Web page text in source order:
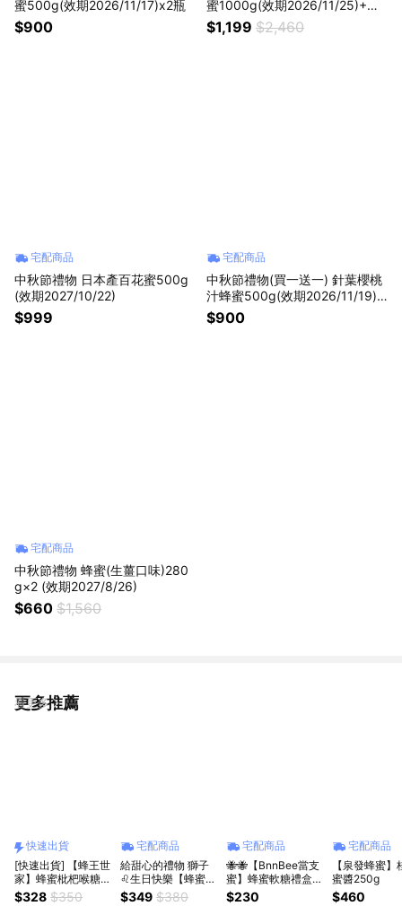
蜜500g(效期2026/11/17)x2瓶
$900
蜜1000g(效期2026/11/25)+果
汁蜂蜜500g
$1,199 $2,460
宅配商品
中秋節禮物 日本產百花蜜500g
(效期2027/10/22)
$999
宅配商品
中秋節禮物(買一送一) 針葉櫻桃
汁蜂蜜500g(效期2026/11/19)x
2瓶
$900
宅配商品
中秋節禮物 蜂蜜(生薑口味)280
g×2 (效期2027/8/26)
$660 $1,560
更多推薦
看更多
快速出貨
[快速出貨] 【蜂王世
家】蜂蜜枇杷喉糖-
伴手禮組合-蜂蜜枇
$328 $350
宅配商品
給甜心的禮物 獅子
♌生日快樂【蜂蜜先
生】甜心禮盒 - 三入
$349 $380
宅配商品
🐝🐝【BnnBee當支
蜜】蜂蜜軟糖禮盒
（蜂膠蜂蜜口味、檸
$230
宅配商品
【泉發蜂蜜】
蜜醬250g
$460